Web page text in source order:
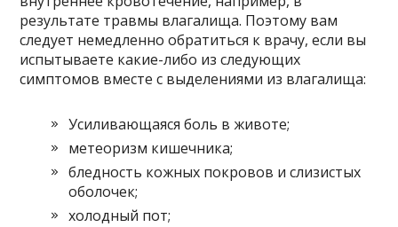
результате травмы влагалища. Поэтому вам
следует немедленно обратиться к врачу, если вы
испытываете какие-либо из следующих
симптомов вместе с выделениями из влагалища:
Усиливающаяся боль в животе;
метеоризм кишечника;
бледность кожных покровов и слизистых
оболочек;
холодный пот;